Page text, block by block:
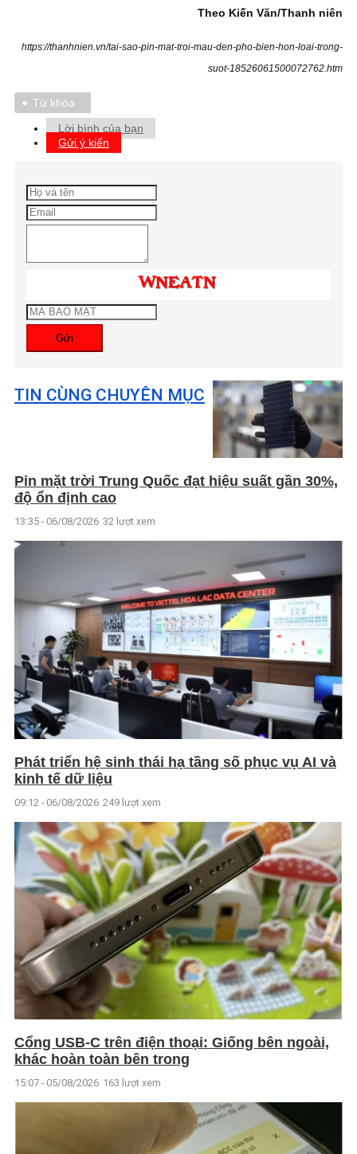
Theo Kiến Văn/Thanh niên
https://thanhnien.vn/tai-sao-pin-mat-troi-mau-den-pho-bien-hon-loai-trong-
suot-18526061500072762.htm
Từ khóa
Lời bình của bạn
Gửi ý kiến
Gửi
TIN CÙNG CHUYÊN MỤC
Pin mặt trời Trung Quốc đạt hiệu suất gần 30%,
độ ổn định cao
13:35 - 06/08/2026 32 lượt xem
Phát triển hệ sinh thái hạ tầng số phục vụ AI và
kinh tế dữ liệu
09:12 - 06/08/2026 249 lượt xem
Cổng USB-C trên điện thoại: Giống bên ngoài,
khác hoàn toàn bên trong
15:07 - 05/08/2026 163 lượt xem